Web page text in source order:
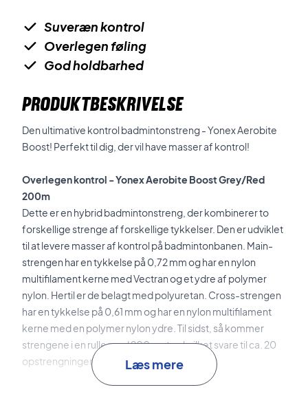
Suveræn kontrol
Overlegen føling
God holdbarhed
PRODUKTBESKRIVELSE
Den ultimative kontrol badmintonstreng - Yonex Aerobite
Boost! Perfekt til dig, der vil have masser af kontrol!
Overlegen kontrol - Yonex Aerobite Boost Grey/Red
200m
Dette er en hybrid badmintonstreng, der kombinerer to
forskellige strenge af forskellige tykkelser. Den er udviklet
til at levere masser af kontrol på badmintonbanen. Main-
strengen har en tykkelse på 0,72 mm og har en nylon
multifilament kerne med Vectran og et ydre af polymer
nylon. Hertil er de belagt med polyuretan. Cross-strengen
har en tykkelse på 0,61 mm og har en nylon multifilament
kerne med en polymer nylon ydre. Til sidst, så kommer
strengene i en rulle med 200 meter, hvilket svare til ca. 20
opstrengninger.
Læs mere